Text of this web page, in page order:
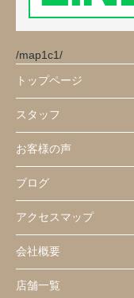
/map1c1/
トップページ
スタッフ
お客様の声
ブログ
アクセスマップ
会社概要
店舗一覧